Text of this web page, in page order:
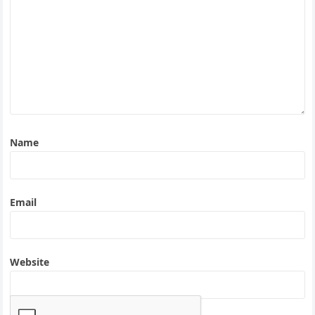
Name
Email
Website